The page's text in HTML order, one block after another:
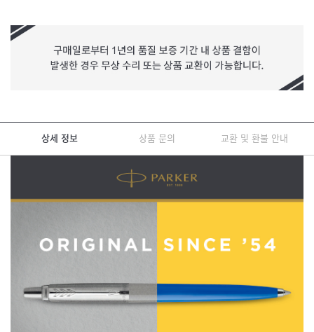
상세 정보 상품 문의 교환 및 환불 안내